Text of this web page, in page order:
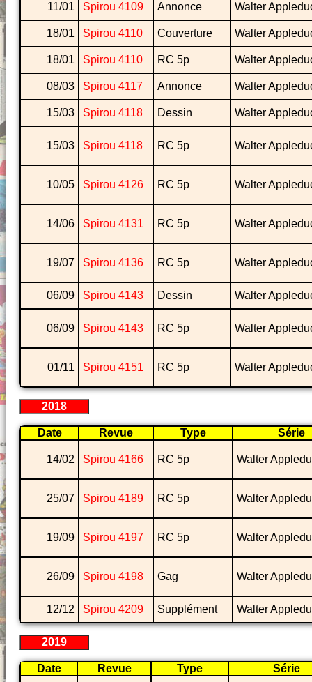
11/01
Spirou 4109 Annonce Walter
18/01 Spirou 4110 Couverture Walter
18/01 Spirou 4110 RC 5p Walter
08/03 Spirou 4117 Annonce Walter
15/03 Spirou 4118 Dessin Walter
15/03 Spirou 4118 RC 5p Walter
10/05 Spirou 4126 RC 5p Walter
14/06 Spirou 4131 RC 5p Walter
19/07 Spirou 4136 RC 5p Walter
06/09 Spirou 4143 Dessin Walter
06/09 Spirou 4143 RC 5p Walter
01/11 Spirou 4151 RC 5p Walter
2018
Date Revue Type Série
14/02 Spirou 4166 RC 5p Walter
25/07 Spirou 4189 RC 5p Walter
19/09 Spirou 4197 RC 5p Walter
26/09 Spirou 4198 Gag Walter
12/12 Spirou 4209 Supplément Walter
2019
Date Revue Type
Série